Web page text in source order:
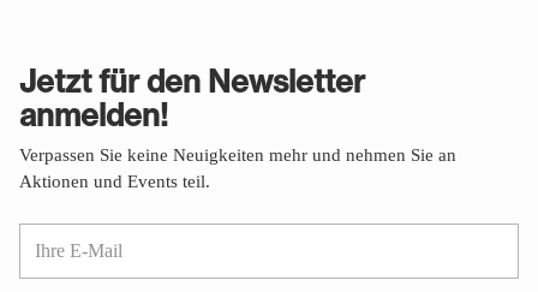
Jetzt für den Newsletter
anmelden!
Verpassen Sie keine Neuigkeiten mehr und nehmen Sie an
Aktionen und Events teil.